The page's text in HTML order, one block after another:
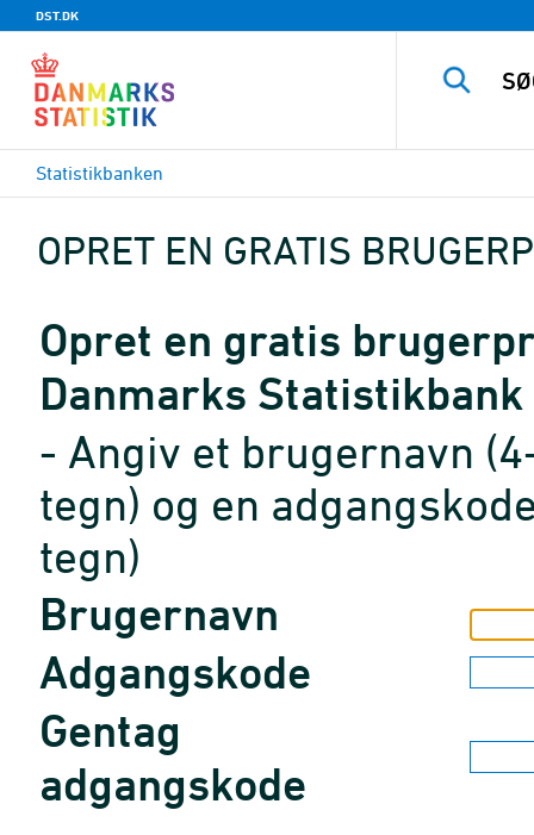
DST.DK
Statistikbanken
OPRET EN GRATIS
Opret en gratis
Danmarks Statistikbank
- Angiv et brugernavn
tegn) og en
tegn)
Brugernavn
Adgangskode
Gentag
adgangskode